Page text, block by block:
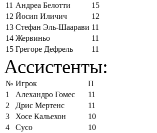
11 Андреа Белотти
15
12 Йосип Иличич
12
13 Стефан Эль-Шаарави 11
14 Жервиньо
11
15 Грегоре Дефрель 11
Ассистенты:
№ Игрок
П
1
Алехандро Гомес
11
2
Дрис Мертенс
11
3
Хосе Кальехон
10
4
Сусо
10